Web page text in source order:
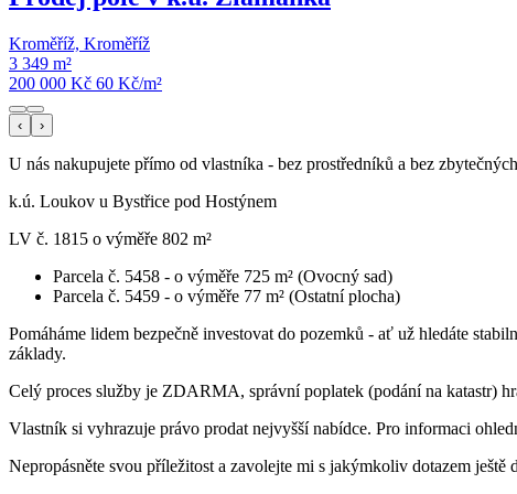
Kroměříž, Kroměříž
3 349 m²
200 000 Kč 60 Kč/m²
‹ ›
U nás nakupujete přímo od vlastníka - bez prostředníků a bez
k.ú. Loukov u Bystřice pod Hostýnem
LV č. 1815 o výměře 802 m²
Parcela č. 5458 - o výměře 725 m² (Ovocný sad)
Parcela č. 5459 - o výměře 77 m² (Ostatní plocha)
Pomáháme lidem bezpečně investovat do pozemků - ať už hledáte
základy.
Celý proces služby je ZDARMA, správní poplatek (podání na katastr)
Vlastník si vyhrazuje právo prodat nejvyšší nabídce. Pro informaci
Nepropásněte svou příležitost a zavolejte mi s jakýmkoliv dotazem ještě